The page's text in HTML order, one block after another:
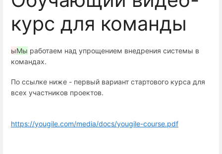
курс для команды
ыМы работаем над упрощением внедрения системы в
командах.
По ссылке ниже - первый вариант стартового курса для
всех участников проектов.
https://yougile.com/media/docs/yougile-course.pdf